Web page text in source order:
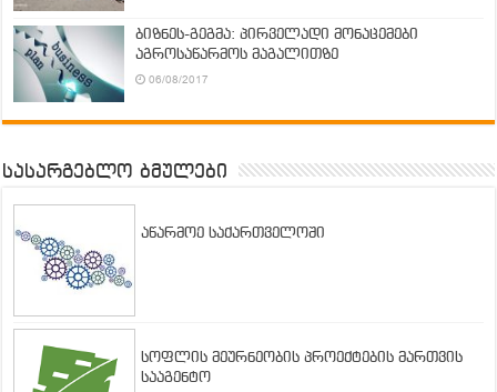
ბიზნეს-გეგმა: პირველადი მონაცემები
აგროსაწარმოს მაგალითზე
06/08/2017
სასარგებლო ბმულები
აწარმოე საქართველოში
სოფლის მეურნეობის პროექტების მართვის
სააგენტო